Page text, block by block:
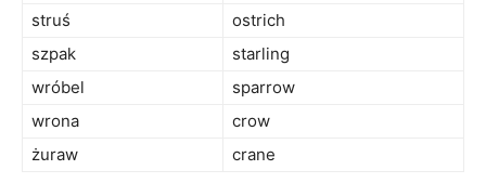
struś
ostrich
szpak
starling
wróbel
sparrow
wrona
crow
żuraw
crane